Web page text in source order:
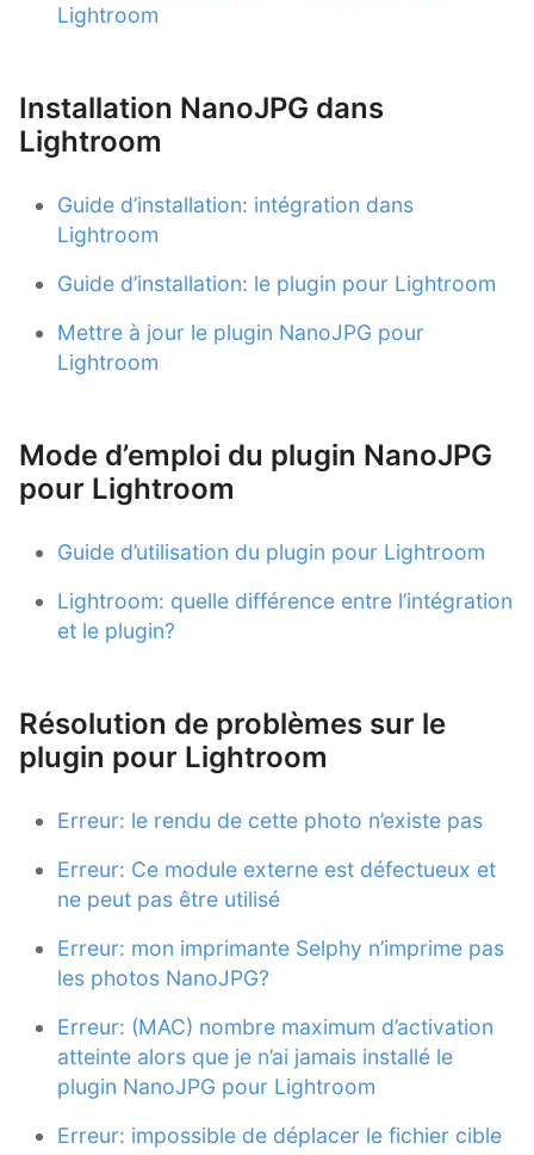
Lightroom
Installation NanoJPG dans
Lightroom
Guide d’installation: intégration dans
Lightroom
Guide d’installation: le plugin pour Lightroom
Mettre à jour le plugin NanoJPG pour
Lightroom
Mode d’emploi du plugin NanoJPG
pour Lightroom
Guide d’utilisation du plugin pour Lightroom
Lightroom: quelle différence entre l’intégration
et le plugin?
Résolution de problèmes sur le
plugin pour Lightroom
Erreur: le rendu de cette photo n’existe pas
Erreur: Ce module externe est défectueux et
ne peut pas être utilisé
Erreur: mon imprimante Selphy n’imprime pas
les photos NanoJPG?
Erreur: (MAC) nombre maximum d’activation
atteinte alors que je n’ai jamais installé le
plugin NanoJPG pour Lightroom
Erreur: impossible de déplacer le fichier cible